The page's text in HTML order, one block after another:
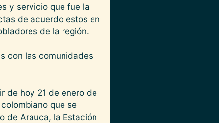
y servicio que fue la
de acuerdo estos en
de la región.
con las comunidades
de hoy 21 de enero de
que se
de Arauca, la Estación